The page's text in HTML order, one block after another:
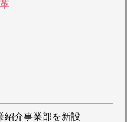
紹介事業部を新設